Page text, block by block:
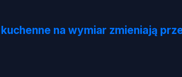
na wymiar zmieniają